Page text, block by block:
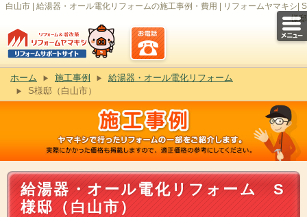
白山市 | 給湯器・オール電化リフォームの施工事例・費用 | リフォームヤマキシ| S
様邸
ホーム 施工事例
給湯器・オール電化リフォーム
S様邸（白山市）
給湯器・オール電化リフォーム S
様邸（白山市）